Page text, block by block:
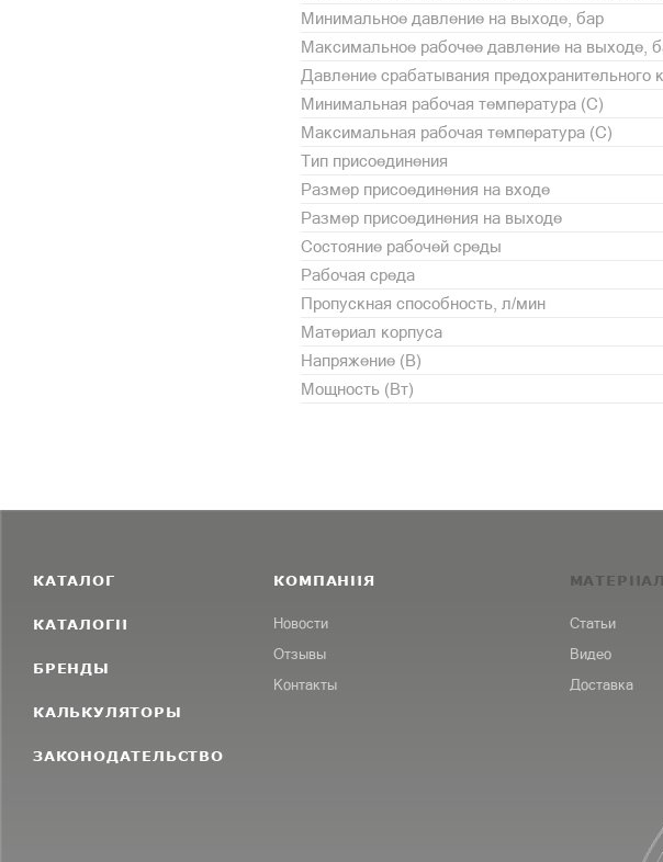
Минимальное давление на выходе, бар
Максимальное рабочее давление на выходе,
Давление срабатывания предохранительного
Минимальная рабочая температура (С)
Максимальная рабочая температура (С)
Тип присоединения
Размер присоединения на входе
Размер присоединения на выходе
Состояние рабочей среды
Рабочая среда
Пропускная способность, л/мин
Материал корпуса
Напряжение (В)
Мощность (Вт)
КАТАЛОГ
КАТАЛОГИ
БРЕНДЫ
КАЛЬКУЛЯТОРЫ
ЗАКОНОДАТЕЛЬСТВО
КОМПАНИЯ
Новости
Отзывы
Контакты
Статьи
Видео
Доставка